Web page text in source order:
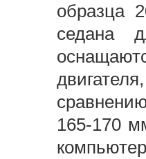
образца
седана
165-170